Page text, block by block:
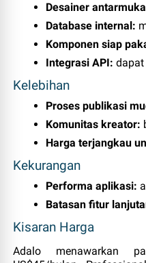
Desainer
Database internal:
Komponen siap
Integrasi API: dapat
Kelebihan
Proses publikasi
Komunitas kreator:
Harga terjangkau
Kekurangan
Performa aplikasi:
Batasan fitur
Kisaran Harga
Adalo menawarkan